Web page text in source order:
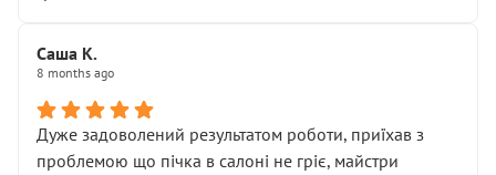
Саша К.
8 months ago
Дуже задоволений результатом роботи, приїхав з
проблемою що пічка в салоні не гріє, майстри